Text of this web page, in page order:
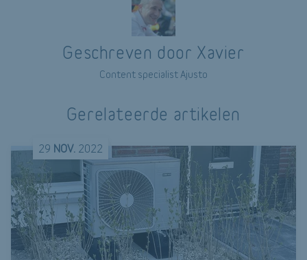
Geschreven door Xavier
Content specialist Ajusto
Gerelateerde artikelen
29 NOV. 2022